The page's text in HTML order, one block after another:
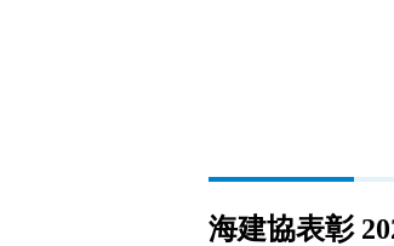
海建協表彰